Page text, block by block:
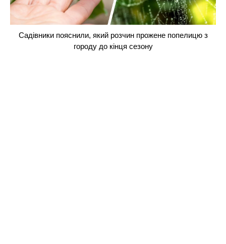
Садівники пояснили, який розчин прожене попелицю з
городу до кінця сезону